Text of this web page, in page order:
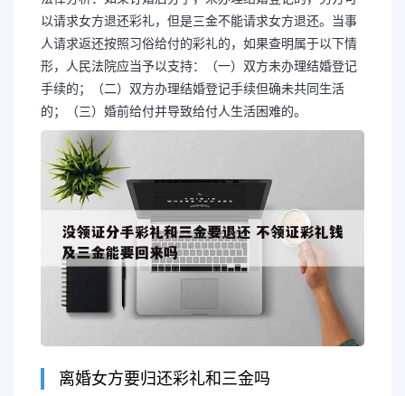
以请求女方退还彩礼，但是三金不能请求女方退还。当事
人请求返还按照习俗给付的彩礼的，如果查明属于以下情
形，人民法院应当予以支持：（一）双方未办理结婚登记
手续的；（二）双方办理结婚登记手续但确未共同生活
的；（三）婚前给付并导致给付人生活困难的。
离婚女方要归还彩礼和三金吗
困难的。